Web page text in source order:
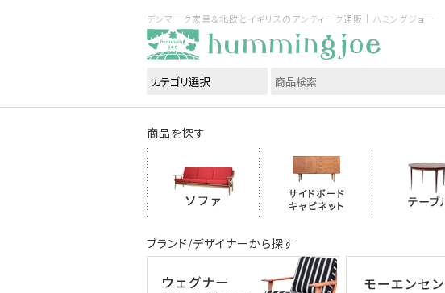
デンマーク家具＆北欧とイギリスのアンティーク通販｜ハミングジョ
商品を探す
ブランド/デザイナーから探す